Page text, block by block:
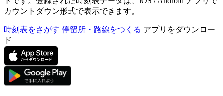
カウントダウン形式で表示できます。
時刻表をさがす 停留所・路線をつくる アプリをダウンロー
ド